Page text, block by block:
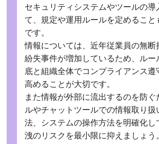
セキュリティシステムやツールの導
て、規定や運用ルールを定めること
です。
情報については、近年従業員の無断
紛失事件が増加しているため、ルー
底と組織全体でコンプライアンス遵
高めることが大切です。
また情報が外部に流出するのを防ぐ
ルやチャットツールでの情報取り扱
法、システムの操作方法を明確化し
洩のリスクを最小限に抑えましょう。